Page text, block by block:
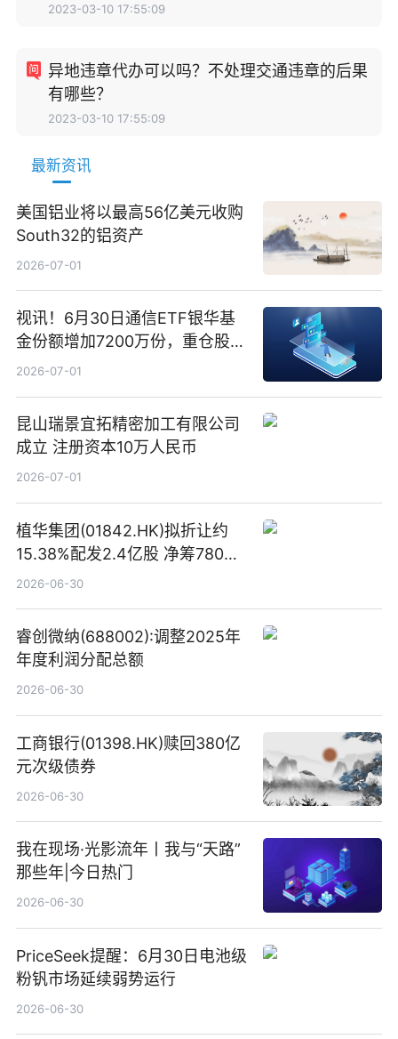
2023-03-10 17:55:09
异地违章代办可以吗？不处理交通违章的后果
有哪些？
2023-03-10 17:55:09
最新资讯
美国铝业将以最高56亿美元收购
South32的铝资产
2026-07-01
视讯！6月30日通信ETF银华基
金份额增加7200万份，重仓股新
易盛、中际旭创、立讯精密
2026-07-01
昆山瑞景宜拓精密加工有限公司
成立 注册资本10万人民币
2026-07-01
植华集团(01842.HK)拟折让约
15.38%配发2.4亿股 净筹780万
港元
2026-06-30
睿创微纳(688002):调整2025年
年度利润分配总额
2026-06-30
工商银行(01398.HK)赎回380亿
元次级债券
2026-06-30
我在现场·光影流年丨我与“天路”
那些年|今日热门
2026-06-30
PriceSeek提醒：6月30日电池级
粉钒市场延续弱势运行
2026-06-30